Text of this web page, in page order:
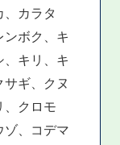
、カラタ
ボク、キ
キリ、キ
ギ、クヌ
、クロモ
ゾ、コデマ